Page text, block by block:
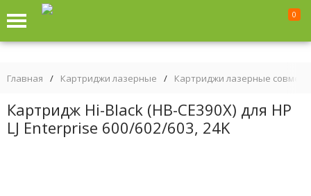
0
Главная / Картриджи лазерные / Картриджи лазерные
Картридж Hi-Black (HB-CE390X) для HP
LJ Enterprise 600/602/603, 24K